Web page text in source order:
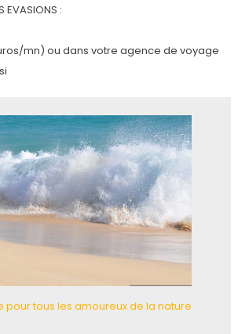
EVASIONS :
mn) ou dans votre agence de voyage
pour tous les amoureux de la nature